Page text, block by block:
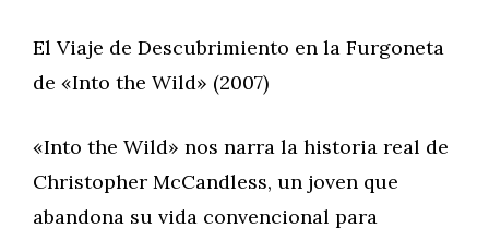
El Viaje de Descubrimiento en la Furgoneta
de «Into the Wild» (2007)
«Into the Wild» nos narra la historia real de
Christopher McCandless, un joven que
abandona su vida convencional para